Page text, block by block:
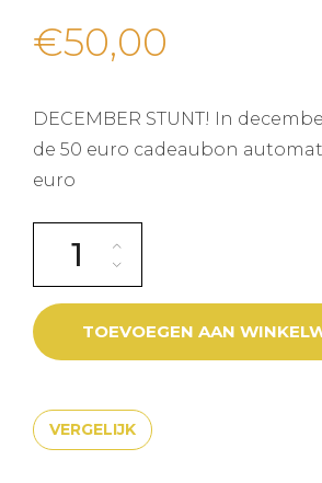
€50,00
DECEMBER STUNT! In
de 50 euro cadeaubon
euro
TOEVOEGEN AAN
VERGELIJK